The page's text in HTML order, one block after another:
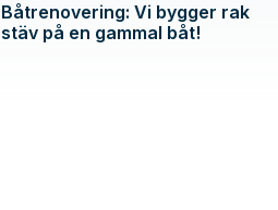
Båtrenovering: Vi bygger rak
stäv på en gammal båt!